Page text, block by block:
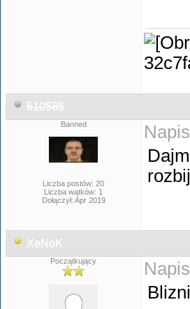
510585
Banned
Liczba postów: 20
Liczba wątków: 1
Dołączył: Apr 2019
XeNoK
Początkujący